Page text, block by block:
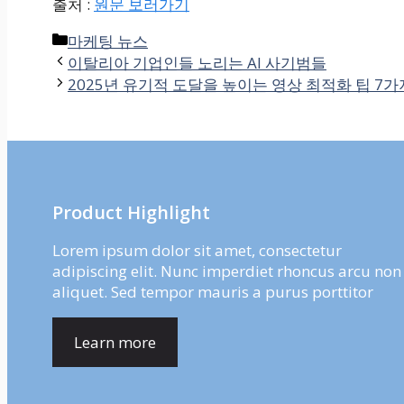
Categories
마케팅 뉴스
이탈리아 기업인들 노리는 AI 사기범들
2025년 유기적 도달을 높이는 영상 최적화 팁 7가
Product Highlight
Lorem ipsum dolor sit amet, consectetur
adipiscing elit. Nunc imperdiet rhoncus arcu non
aliquet. Sed tempor mauris a purus porttitor
Learn more